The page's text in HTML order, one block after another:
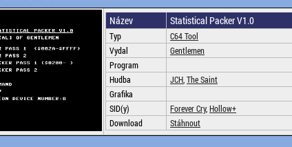
Název Statistical Packer V1.0
Typ
C64 Tool
Vydal
Gentlemen
Program
Hudba
JCH The Saint
Grafika
SID(y)
Forever Cry, Hollow+
Download
Stáhnout